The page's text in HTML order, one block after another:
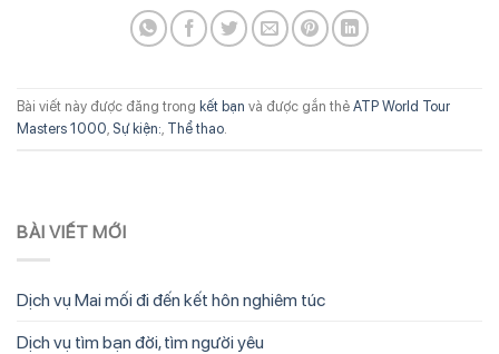
Bài viết này được đăng trong kết bạn và được gắn thẻ ATP World Tour
Masters 1000, Sự kiện:, Thể thao.
BÀI VIẾT MỚI
Dịch vụ Mai mối đi đến kết hôn nghiêm túc
Dịch vụ tìm bạn đời, tìm người yêu